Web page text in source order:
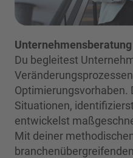
Unternehmensberatung
Du begleitest
Optimierungsvorhaben.
Situationen,
entwickelst
Mit deiner